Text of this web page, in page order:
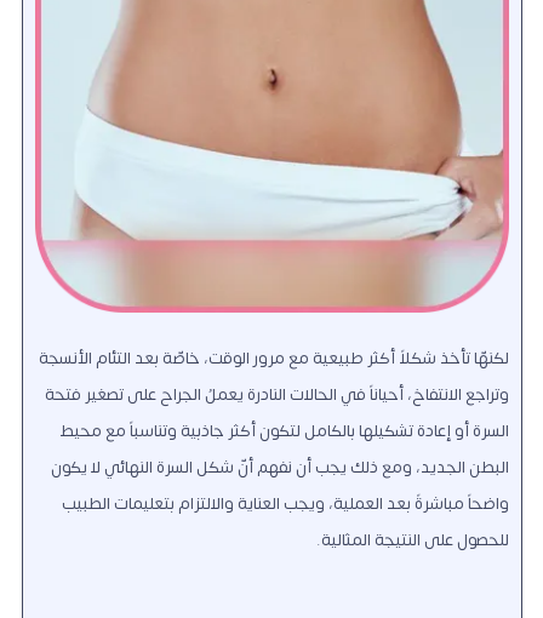
لكنهّا تأخذ شكلاً أكثر طبيعية مع مرور الوقت، خاصّة بعد التئام الأنسجة
وتراجع الانتفاخ، أحياناً في الحالات النادرة يعملُ الجراح على تصغير فتحة
السرة أو إعادة تشكيلها بالكامل لتكون أكثر جاذبية وتناسباً مع محيط
البطن الجديد، ومع ذلك يجب أن نفهم أنّ شكل السرة النهائي لا يكون
واضحاً مباشرةً بعد العملية، ويجب العناية والالتزام بتعليمات الطبيب
للحصول على النتيجة المثالية.